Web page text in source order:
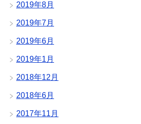
2019年8月
2019年7月
2019年6月
2019年1月
2018年12月
2018年6月
2017年11月